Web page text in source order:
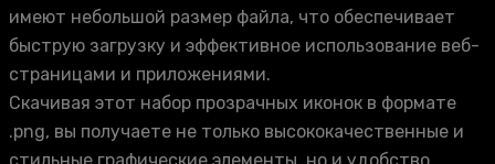
имеют небольшой размер файла, что обеспечивает
быструю загрузку и эффективное использование веб-
страницами и приложениями.
Скачивая этот набор прозрачных иконок в формате
.png, вы получаете не только высококачественные и